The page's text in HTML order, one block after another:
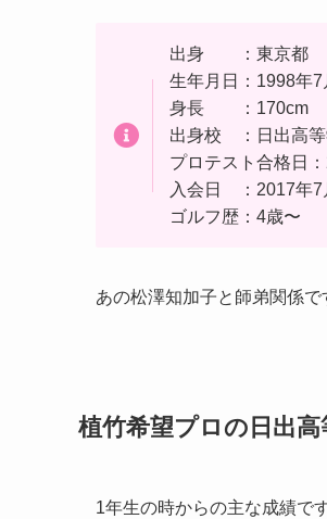
出身 ：東京都
生年月日：1998年7
身長 ：170cm
出身校 ：日出高等
プロテスト合格日
入会日 ：2017年7
ゴルフ歴：4歳〜
あの松澤知加子と師弟関係
植竹希望プロの日出高
1年生の時からの主な成績です